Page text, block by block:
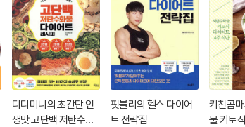
디디미니의 초간단 인
생맛 고단백 저탄수화
핏블리의 헬스 다이어
트 전략집
키친콤
물 키토